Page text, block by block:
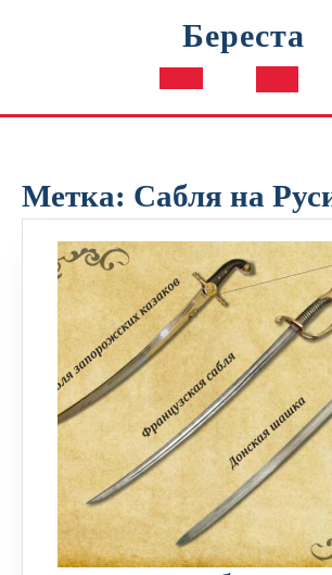
Береста
Кнопка
Метка: Сабля на